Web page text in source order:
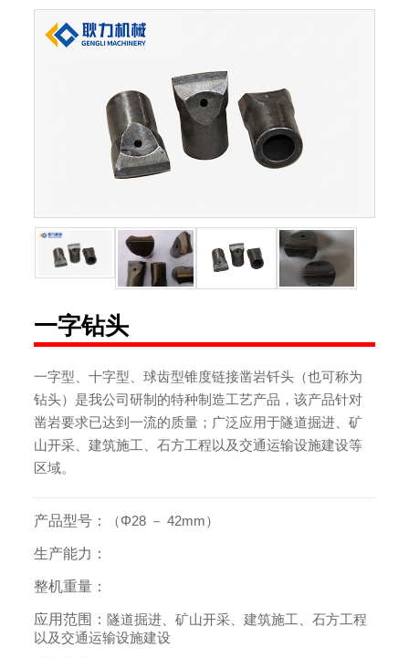
一字钻头
一字型、十字型、球齿型锥度链接凿岩钎头（也可称为
钻头）是我公司研制的特种制造工艺产品，该产品针对
凿岩要求已达到一流的质量；广泛应用于隧道掘进、矿
山开采、建筑施工、石方工程以及交通运输设施建设等
区域。
产品型号： （Φ28 － 42mm）
生产能力：
整机重量：
应用范围： 隧道掘进、矿山开采、建筑施工、石方工程
以及交通运输设施建设